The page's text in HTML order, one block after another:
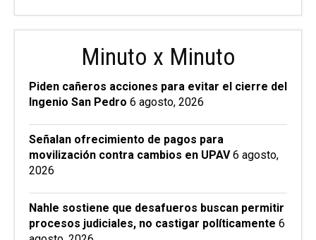
Minuto x Minuto
Piden cañeros acciones para evitar el cierre del
Ingenio San Pedro 6 agosto, 2026
Señalan ofrecimiento de pagos para
movilización contra cambios en UPAV 6 agosto,
2026
Nahle sostiene que desafueros buscan permitir
procesos judiciales, no castigar políticamente 6